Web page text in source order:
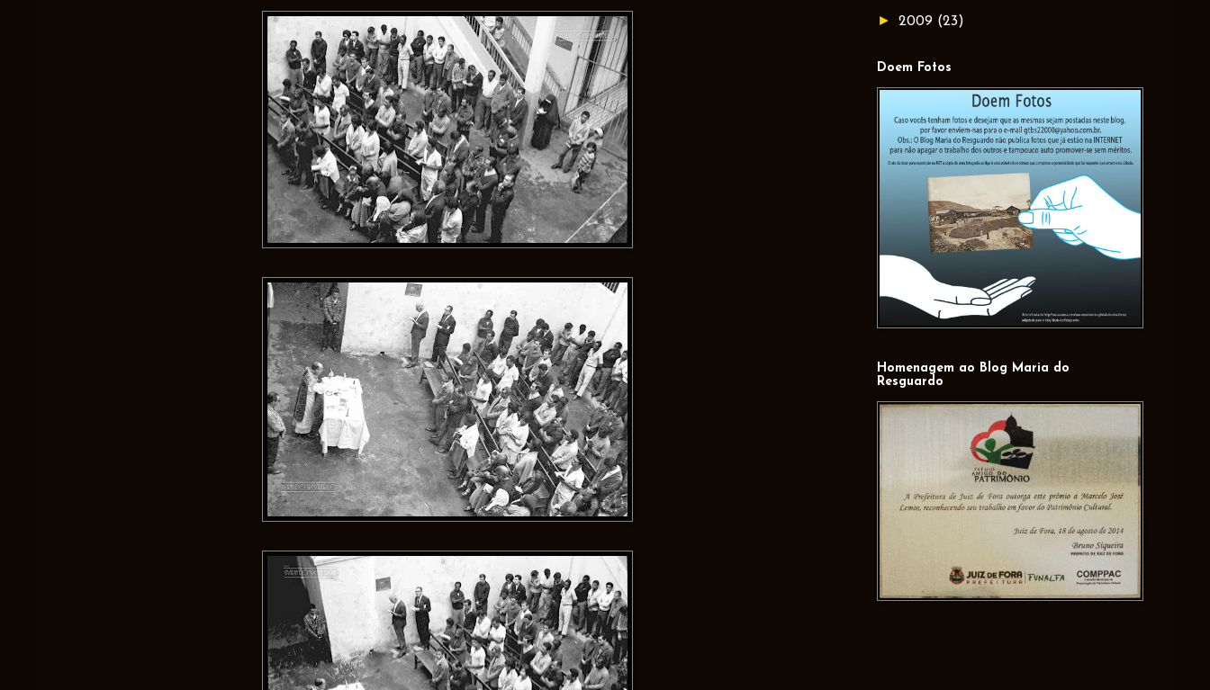
► 2009 (23)
Doem Fotos
Homenagem ao Blog Maria do
Resguardo